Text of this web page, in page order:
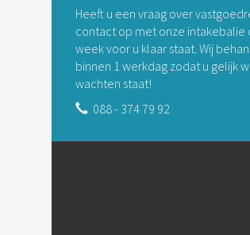
Heeft u een vraag over
contact op met onze intakebalie
week voor u klaar staat. Wij
binnen 1 werkdag zodat u gelijk
wachten staat!
088 - 374 79 92